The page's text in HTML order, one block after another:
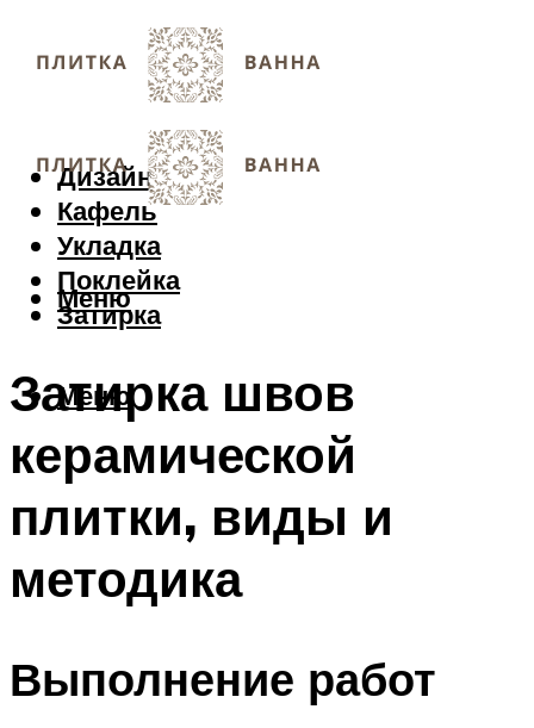
Дизайн
Кафель
Укладка
Поклейка
Затирка
Меню
Меню
Затирка швов
керамической
плитки, виды и
методика
Выполнение работ